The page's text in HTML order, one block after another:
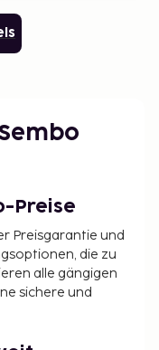
Preise
Preisgarantie und
die zu
alle gängigen
sichere und